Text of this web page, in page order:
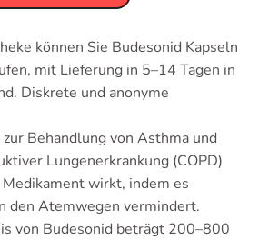
können Sie Budesonid Kapseln
mit Lieferung in 5–14 Tagen in
Diskrete und anonyme
Behandlung von Asthma und
Lungenerkrankung (COPD)
wirkt, indem es
den Atemwegen vermindert.
von Budesonid beträgt 200–800